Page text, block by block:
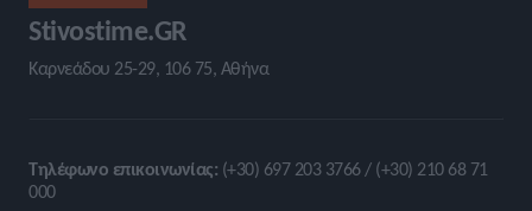
Stivostime.GR
Καρνεάδου 25-29, 106 75, Αθήνα
Τηλέφωνο επικοινωνίας: (+30) 697 203 3766 / (+30) 210 68 71
000